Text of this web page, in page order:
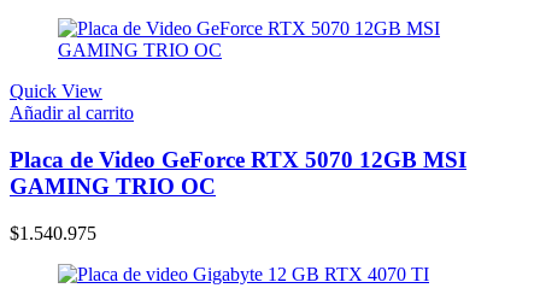
Quick View
Añadir al carrito
Placa de Video GeForce RTX 5070 12GB MSI
GAMING TRIO OC
$1.540.975